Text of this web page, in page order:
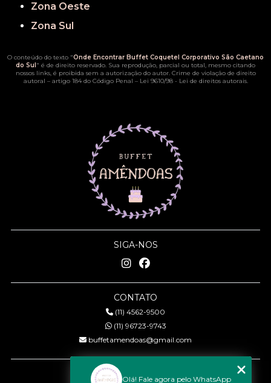
Zona Oeste
Zona Sul
O conteúdo do texto "Onde Encontrar Buffet Coquetel Corporativo São Caetano
do Sul" é de direito reservado. Sua reprodução, parcial ou total, mesmo citando
nossos links, é proibida sem a autorização do autor. Crime de violação de direito
autoral – artigo 184 do Código Penal – Lei 9610/98 - Lei de direitos autorais.
SIGA-NOS
CONTATO
(11) 4562-9500
(11) 96723-9743
buffetamendoas@gmail.com
MENU
Olá! Fale agora pelo WhatsApp